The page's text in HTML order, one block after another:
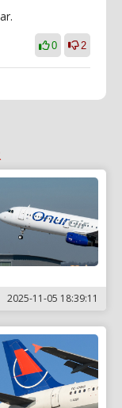
0 2
2025-11-05 18:39:11